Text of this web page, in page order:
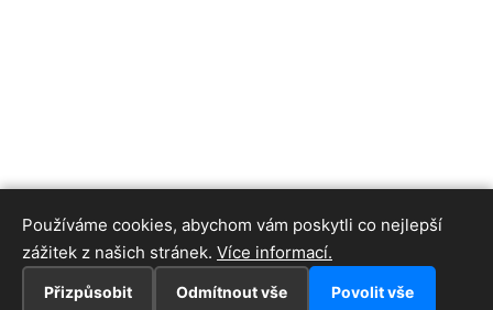
Používáme cookies, abychom vám poskytli co nejlepší
zážitek z našich stránek. Více informací.
Přizpůsobit Odmítnout vše Povolit vše